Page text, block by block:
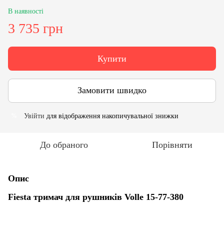
В наявності
3 735 грн
Купити
Замовити швидко
Увійти для відображення накопичувальної знижки
До обраного Порівняти
Опис
Fiesta тримач для рушників Volle 15-77-380